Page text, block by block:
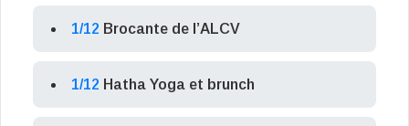
1/12 Brocante de l’ALCV
1/12 Hatha Yoga et brunch